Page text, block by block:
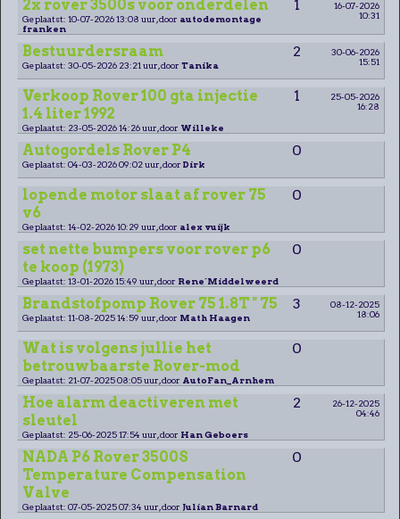
2x rover 3500s voor onderdelen 1
16-07-2026
10:31
Geplaatst: 10-07-2026 13:08 uur, door autodemontage
franken
Bestuurdersraam 2
30-06-2026
15:51
Geplaatst: 30-05-2026 23:21 uur, door Tanika
Verkoop Rover 100 gta injectie
1.4 liter 1992
1
25-05-2026
16:28
Geplaatst: 23-05-2026 14:26 uur, door Willeke
Autogordels Rover P4 0
Geplaatst: 04-03-2026 09:02 uur, door Dirk
lopende motor slaat af rover 75
v6
0
Geplaatst: 14-02-2026 10:29 uur, door alex vuijk
set nette bumpers voor rover p6
te koop (1973)
0
Geplaatst: 13-01-2026 15:49 uur, door Rene´Middelweerd
Brandstofpomp Rover 75 1.8T " 75 3
08-12-2025
18:06
Geplaatst: 11-08-2025 14:59 uur, door Math Haagen
Wat is volgens jullie het
betrouwbaarste Rover-mod
0
Geplaatst: 21-07-2025 08:05 uur, door AutoFan_Arnhem
Hoe alarm deactiveren met
sleutel
2
26-12-2025
04:46
Geplaatst: 25-06-2025 17:54 uur, door Han Geboers
NADA P6 Rover 3500S
Temperature Compensation
Valve
0
Geplaatst: 07-05-2025 07:34 uur, door Julian Barnard